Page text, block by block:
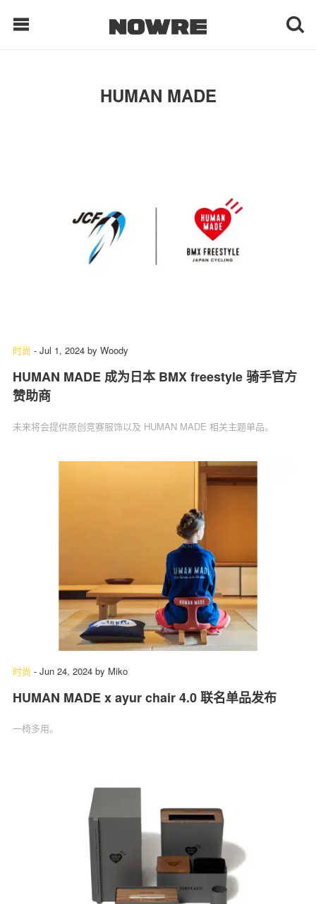
每日鲜榨
时 尚
生 活
HUMAN MADE
时尚 - Jul 1, 2024 by Woody
HUMAN MADE 成为日本 BMX freestyle 骑手官方
赞助商
未来将会提供原创竞赛服饰以及 HUMAN MADE 相关主题单品。
时尚 - Jun 24, 2024 by Miko
HUMAN MADE x ayur chair 4.0 联名单品发布
一椅多用。